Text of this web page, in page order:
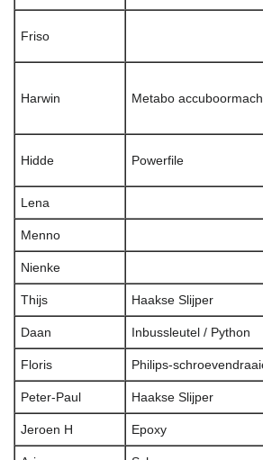
Friso
Harwin Metabo
Hidde Powerfile
Lena
Menno
Nienke
Thijs Haakse Slijper
Daan Inbussleutel / Python
Floris Philips-
Peter-Paul Haakse Slijper
Jeroen H Epoxy